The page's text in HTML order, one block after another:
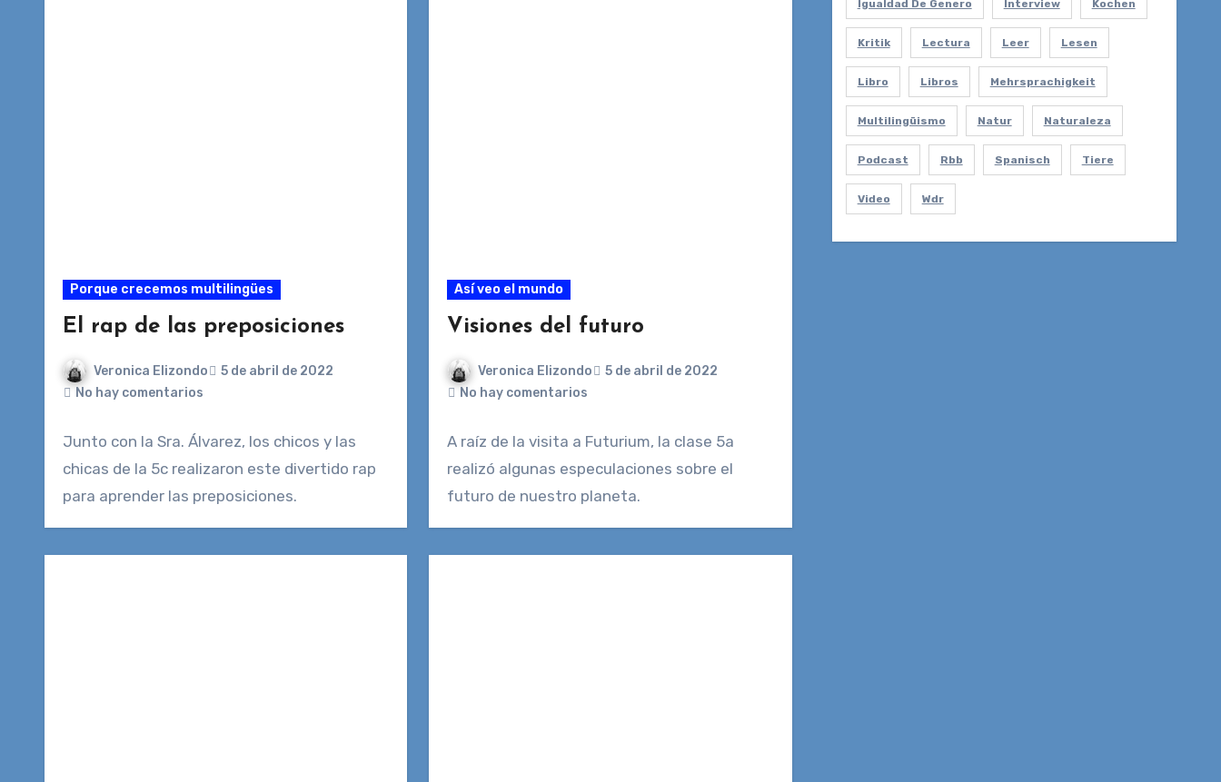
Porque crecemos multilingües
El rap de las preposiciones
Veronica Elizondo
5 de abril de 2022
No hay comentarios
Junto con la Sra. Álvarez, los chicos y las
chicas de la 5c realizaron este divertido rap
para aprender las preposiciones.
Así veo el mundo
Visiones del futuro
Veronica Elizondo
5 de abril de 2022
No hay comentarios
A raíz de la visita a Futurium, la clase 5a
realizó algunas especulaciones sobre el
futuro de nuestro planeta.
Igualdad De Genero Interview Kochen
Kritik Lectura Leer Lesen
Libro Libros Mehrsprachigkeit
Multilingüismo Natur Naturaleza
Podcast Rbb Spanisch Tiere
Video Wdr